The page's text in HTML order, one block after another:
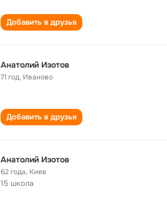
Добавить в друзья
Анатолий Изотов
71 год, Иваново
Добавить в друзья
Анатолий Изотов
62 года, Киев
15 школа